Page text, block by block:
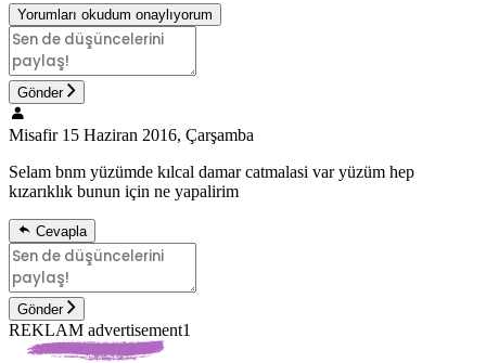
Yorumları okudum onaylıyorum
Gönder
Misafir 15 Haziran 2016, Çarşamba
Selam bnm yüzümde kılcal damar catmalasi var yüzüm hep
kızarıklık bunun için ne yapalirim
Cevapla
Gönder
REKLAM advertisement1